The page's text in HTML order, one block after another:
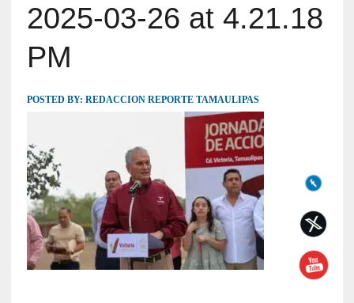
2025-03-26 at 4.21.18
PM
POSTED BY: REDACCION REPORTE TAMAULIPAS